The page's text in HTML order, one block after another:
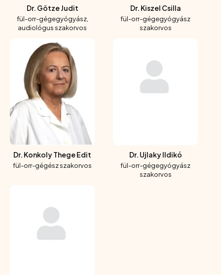
Dr. Götze Judit
fül-orr-gégegyógyász,
audiológus szakorvos
Dr. Kiszel Csilla
fül-orr-gégegyógyász
szakorvos
Dr. Konkoly Thege Edit
fül-orr-gégész szakorvos
Dr. Ujlaky Ildikó
fül-orr-gégegyógyász
szakorvos